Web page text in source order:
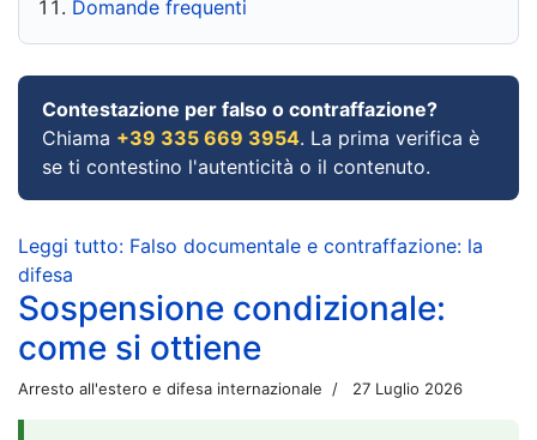
Domande frequenti
Contestazione per falso o contraffazione?
Chiama +39 335 669 3954. La prima verifica è
se ti contestino l'autenticità o il contenuto.
Leggi tutto: Falso documentale e contraffazione: la
difesa
Sospensione condizionale:
come si ottiene
Arresto all'estero e difesa internazionale 27 Luglio 2026